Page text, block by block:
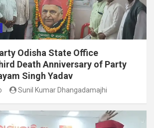
Odisha State Office
Death Anniversary of Party
Singh Yadav
Sunil Kumar Dhangadamajhi